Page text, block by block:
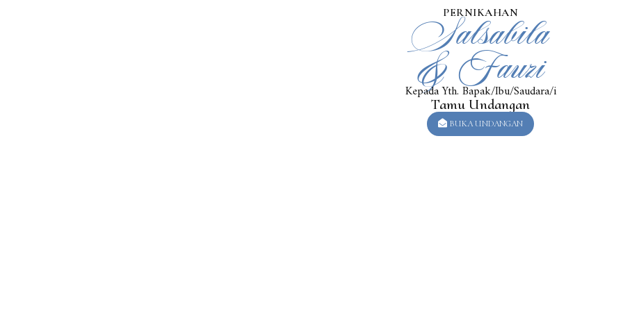
PERNIKAHAN
Salsabila
& Fauzi
Kepada Yth. Bapak/Ibu/Saudara/i
Tamu Undangan
BUKA UNDANGAN